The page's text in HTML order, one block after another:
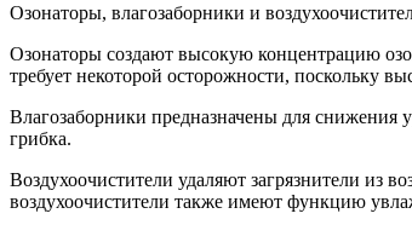
Озонаторы, влагозаборники и
Озонаторы создают высокую концентрацию
требует некоторой осторожности, поскольку
Влагозаборники предназначены для снижения
грибка.
Воздухоочистители удаляют загрязнители из
воздухоочистители также имеют функцию